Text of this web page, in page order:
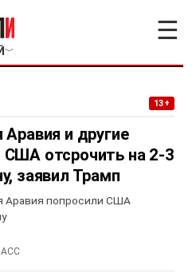
﹀
☰
13+
и другие
США отсрочить на 2-3
заявил Трамп
Аравия попросили США